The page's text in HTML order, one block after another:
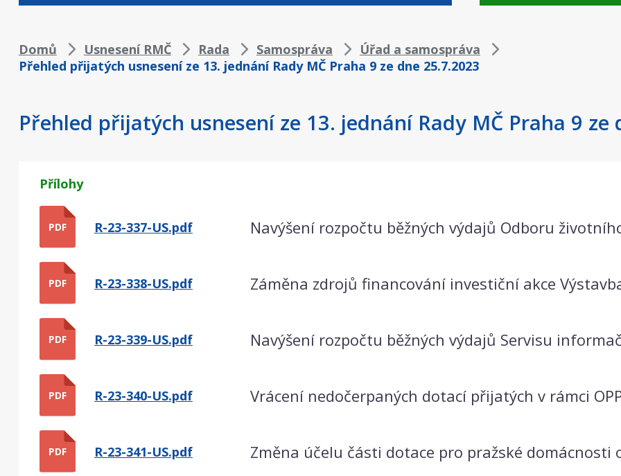
Drobečková
navigace
Domů Usnesení RMČ Rada Samospráva
Úřad a samospráva
Přehled přijatých usnesení ze 13. jednání Rady MČ Praha 9 ze dne 25.7.2023
Přehled přijatých usnesení ze 13. jednání Rady MČ Praha 9 ze
Přílohy
PDF R-23-337-US.pdf Navýšení rozpočtu běžných výdajů Odboru
PDF R-23-338-US.pdf Záměna zdrojů financování investiční akce
PDF R-23-339-US.pdf Navýšení rozpočtu běžných výdajů Servisu
PDF R-23-340-US.pdf Vrácení nedočerpaných dotací přijatých v rámci
PDF R-23-341-US.pdf Změna účelu části dotace pro pražské domácnosti